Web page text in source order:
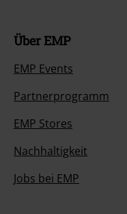
Über EMP
EMP Events
Partnerprogramm
EMP Stores
Nachhaltigkeit
Jobs bei EMP